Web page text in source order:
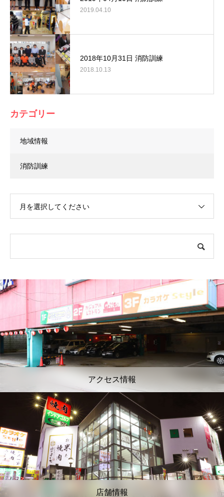
2019.04.10
2018年10月31日 消防訓練
2018.10.13
カテゴリー
地域情報
消防訓練
月を選択してください
アクセス情報
店舗情報